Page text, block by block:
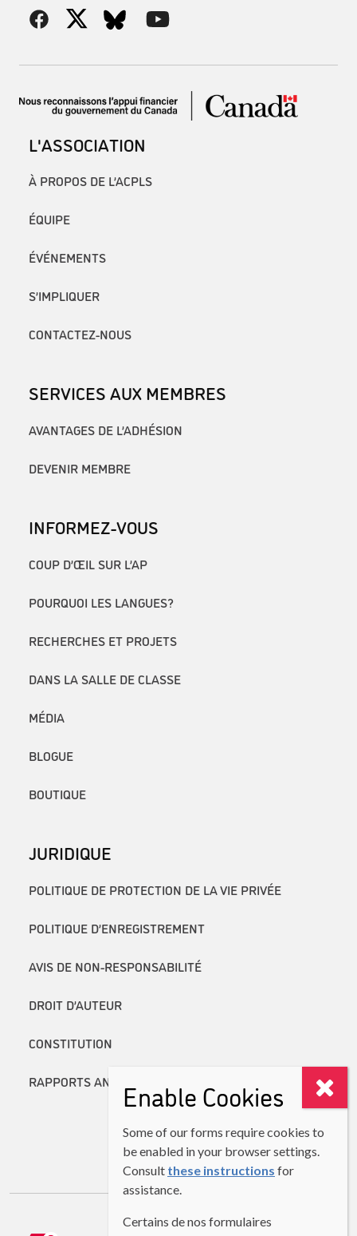
L'ASSOCIATION
À PROPOS DE L’ACPLS
ÉQUIPE
ÉVÉNEMENTS
S’IMPLIQUER
CONTACTEZ-NOUS
SERVICES AUX MEMBRES
AVANTAGES DE L’ADHÉSION
DEVENIR MEMBRE
INFORMEZ-VOUS
COUP D’ŒIL SUR L’AP
POURQUOI LES LANGUES?
RECHERCHES ET PROJETS
DANS LA SALLE DE CLASSE
MÉDIA
BLOGUE
BOUTIQUE
JURIDIQUE
POLITIQUE DE PROTECTION DE LA VIE PRIVÉE
POLITIQUE D’ENREGISTREMENT
AVIS DE NON-RESPONSABILITÉ
DROIT D’AUTEUR
CONSTITUTION
RAPPORTS ANNUELSEnable Cookies
Some of our forms require cookies to
be enabled in your browser settings.
Consult these instructions for
assistance.
Certains de nos formulaires